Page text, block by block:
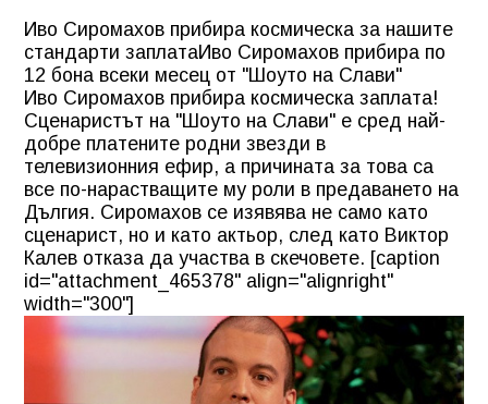
Иво Сиромахов прибира космическа за нашите
стандарти заплатаИво Сиромахов прибира по
12 бона всеки месец от "Шоуто на Слави"
Иво Сиромахов прибира космическа заплата!
Сценаристът на "Шоуто на Слави" е сред най-
добре платените родни звезди в
телевизионния ефир, а причината за това са
все по-нарастващите му роли в предаването на
Дългия. Сиромахов се изявява не само като
сценарист, но и като актьор, след като Виктор
Калев отказа да участва в скечовете. [caption
id="attachment_465378" align="alignright"
width="300"]